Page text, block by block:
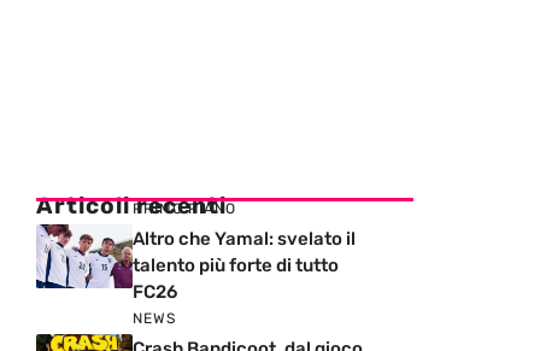
Articoli recenti
PRIMO PIANO
Altro che Yamal: svelato il
talento più forte di tutto
FC26
NEWS